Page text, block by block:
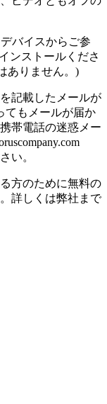
バイスからご参
ンストールくださ
ありません。)
記載したメールが
てもメールが届か
帯電話の迷惑メー
い。
方のために無料の
詳しくは弊社まで